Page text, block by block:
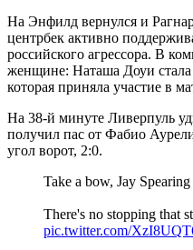
На Энфилд вернулся и
центрбек активно
российского агрессора. В
женщине: Наташа Доуи
которая приняла участие в
На 38-й минуте Ливерпуль
получил пас от Фабио
угол ворот, 2:0.
Take a bow, Jay Spearing
There's no stopping that
pic.twitter.com/